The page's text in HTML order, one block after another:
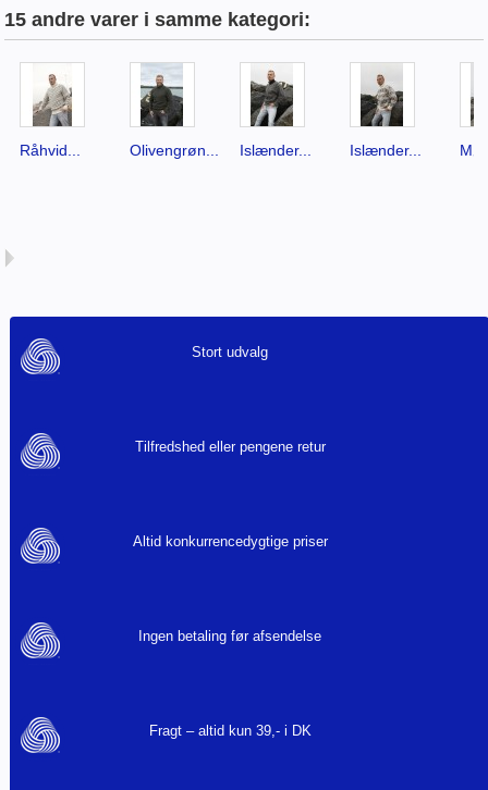
15 andre varer i samme kategori:
Råhvid... Olivengrøn... Islænder... Islænder...
Stort udvalg
Tilfredshed eller pengene retur
Altid konkurrencedygtige priser
Ingen betaling før afsendelse
Fragt – altid kun 39,- i DK